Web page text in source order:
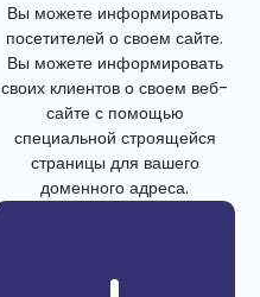
Вы можете информировать
посетителей о своем сайте.
Вы можете информировать
своих клиентов о своем веб-
сайте с помощью
специальной строящейся
страницы для вашего
доменного адреса.